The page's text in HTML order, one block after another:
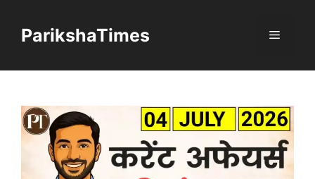
contentParikshaTimes Menu